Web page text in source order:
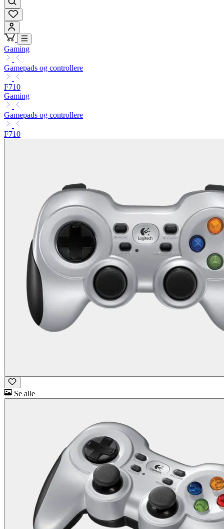
Gaming
Gamepads og controllere
F710
Gaming
Gamepads og controllere
F710
Se alle